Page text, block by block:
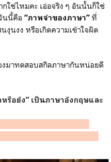
กใช่ไหมคะ เอ่อจริง ๆ อันนั้นก็ใช่
นนี้คือ “ภาพจำของภาษา” ที่
งุนงง หรือเกิดความเข้าใจผิด
งมาทดสอบสกิลภาษากันหน่อยดี
หรือยัง” เป็นภาษาอังกฤษและ